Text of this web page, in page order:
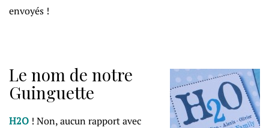
envoyés !
Le nom de notre
Guinguette
H2O ! Non, aucun rapport avec